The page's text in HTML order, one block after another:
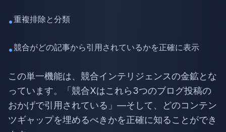
•重複排除と分類
•競合がどの記事から引用されているかを正確に表示
この単一機能は、競合インテリジェンスの金鉱とな
っています。「競合Xはこれら3つのブログ投稿の
おかげで引用されている」—そして、どのコンテン
ツギャップを埋めるべきかを正確に知ることができ